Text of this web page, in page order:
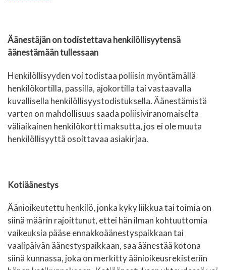
Äänestäjän on todistettava henkilöllisyytensä
äänestämään tullessaan
Henkilöllisyyden voi todistaa poliisin myöntämällä
henkilökortilla, passilla, ajokortilla tai vastaavalla
kuvallisella henkilöllisyystodistuksella.Äänestämistä
varten on mahdollisuus saada poliisiviranomaiselta
väliaikainen henkilökortti maksutta, jos ei ole muuta
henkilöllisyyttä osoittavaa asiakirjaa.
Kotiäänestys
Äänioikeutettu henkilö, jonka kyky liikkua tai toimia on
siinä määrin rajoittunut, ettei hän ilman kohtuuttomia
vaikeuksia pääse ennakkoäänestyspaikkaan tai
vaalipäivän äänestyspaikkaan, saa äänestää kotona
siinä kunnassa, joka on merkitty äänioikeusrekisteriin